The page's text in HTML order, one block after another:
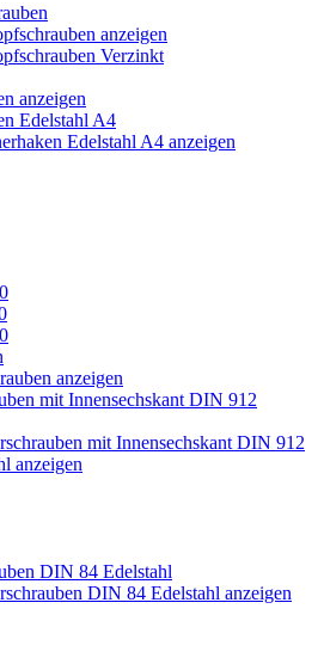
anzeigen
Verzinkt
anzeigen
Edelstahl A4
Edelstahl A4 anzeigen
anzeigen
mit Innensechskant DIN 912
mit Innensechskant DIN 912
anzeigen
DIN 84 Edelstahl
DIN 84 Edelstahl anzeigen